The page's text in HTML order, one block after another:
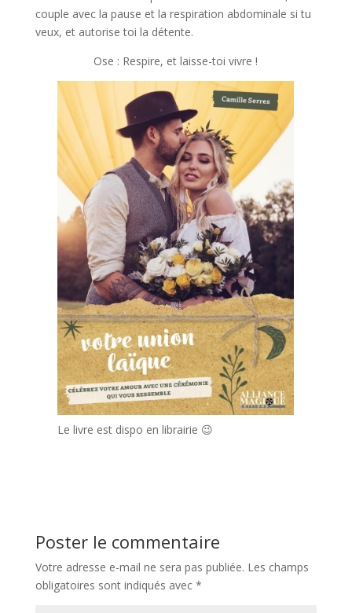
couple avec la pause et la respiration abdominale si tu
veux, et autorise toi la détente.
Ose : Respire, et laisse-toi vivre !
Le livre est dispo en librairie 😉
Poster le commentaire
Votre adresse e-mail ne sera pas publiée. Les champs
obligatoires sont indiqués avec *